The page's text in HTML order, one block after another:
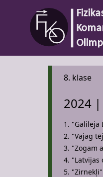
8. klase
2024 |
1. "Galileja
2. "Vajag
3. "Zogam
4. "Latvijas
5. "Zirnekļi"